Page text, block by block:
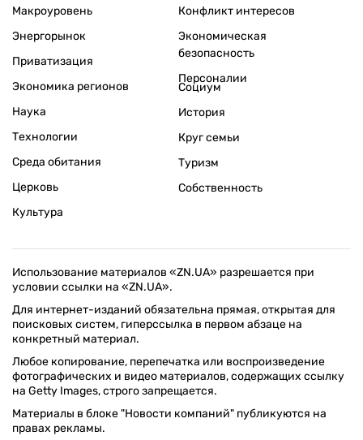
Макроуровень
Энергорынок
Приватизация
Экономика регионов
Конфликт интересов
Экономическая
безопасность
Персоналии
Наука
Технологии
Среда обитания
Церковь
Культура
Социум
История
Круг семьи
Туризм
Собственность
Использование материалов «ZN.UA» разрешается при
условии ссылки на «ZN.UA».
Для интернет-изданий обязательна прямая, открытая для
поисковых систем, гиперссылка в первом абзаце на
конкретный материал.
Любое копирование, перепечатка или воспроизведение
фотографических и видео материалов, содержащих ссылку
на Getty Images, строго запрещается.
Материалы в блоке "Новости компаний" публикуются на
правах рекламы.